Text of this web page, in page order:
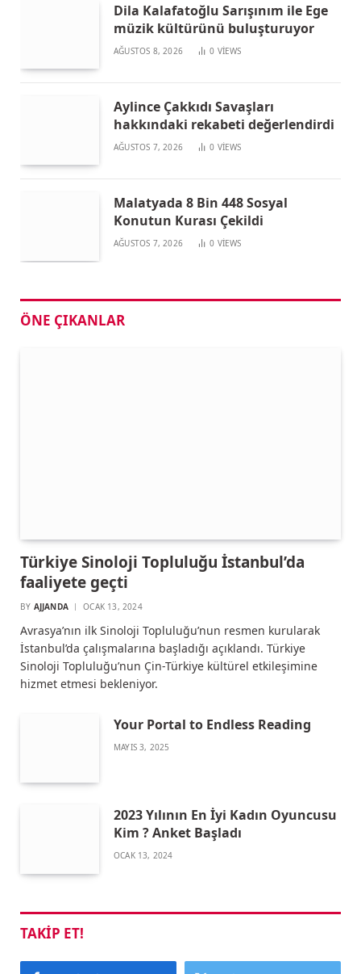
Dila Kalafatoğlu Sarışınım ile Ege
müzik kültürünü buluşturuyor
AĞUSTOS 8, 2026 0 VIEWS
Aylince Çakkıdı Savaşları
hakkındaki rekabeti değerlendirdi
AĞUSTOS 7, 2026 0 VIEWS
Malatyada 8 Bin 448 Sosyal
Konutun Kurası Çekildi
AĞUSTOS 7, 2026 0 VIEWS
ÖNE ÇIKANLAR
Türkiye Sinoloji Topluluğu İstanbul’da
faaliyete geçti
BY AJJANDA OCAK 13, 2024
Avrasya’nın ilk Sinoloji Topluluğu’nun resmen kurularak
İstanbul’da çalışmalarına başladığı açıklandı. Türkiye
Sinoloji Topluluğu’nun Çin-Türkiye kültürel etkileşimine
hizmet etmesi bekleniyor.
Your Portal to Endless Reading
MAYIS 3, 2025
2023 Yılının En İyi Kadın Oyuncusu
Kim ? Anket Başladı
OCAK 13, 2024
TAKIP ET!